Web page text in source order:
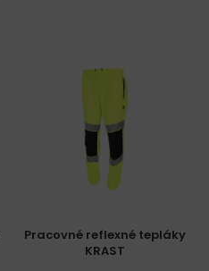
Pracovné reflexné tepláky
KRAST